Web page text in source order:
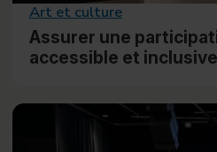
Art et culture
Assurer une
accessible et inclusive